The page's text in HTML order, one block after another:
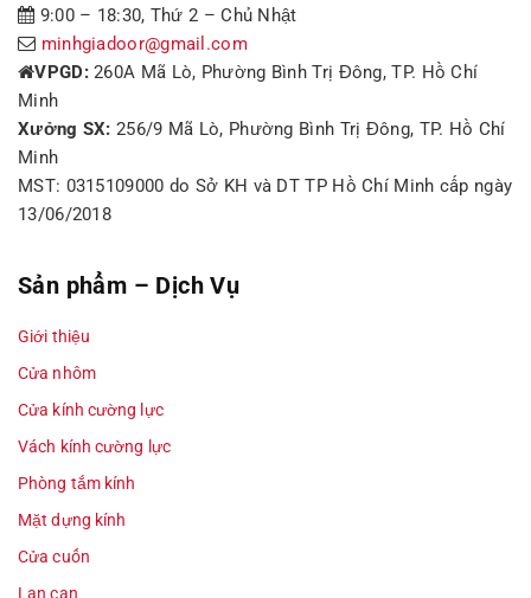
9:00 – 18:30, Thứ 2 – Chủ Nhật
minhgiadoor@gmail.com
VPGD:260A Mã Lò, Phường Bình Trị Đông, TP. Hồ Chí
Minh
Xưởng SX: 256/9 Mã Lò, Phường Bình Trị Đông, TP. Hồ Chí
Minh
MST: 0315109000 do Sở KH và DT TP Hồ Chí Minh cấp ngày
13/06/2018
Sản phẩm – Dịch Vụ
Giới thiệu
Cửa nhôm
Cửa kính cường lực
Vách kính cường lực
Phòng tắm kính
Mặt dựng kính
Cửa cuốn
Lan can